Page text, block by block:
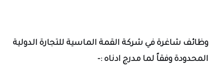
وظائف شاغرة في شركة القمة الماسية للتجارة الدولية
المحدودة وفقاً لما مدرج ادناه :-